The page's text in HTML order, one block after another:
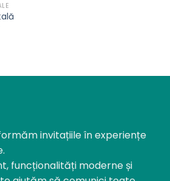
invitațiile în experiențe
funcționalități moderne și